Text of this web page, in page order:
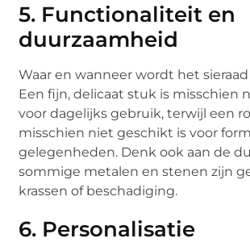
5. Functionaliteit en
duurzaamheid
Waar en wanneer wordt het
Een fijn, delicaat stuk is misschien
voor dagelijks gebruik, terwijl een
misschien niet geschikt is voor
gelegenheden. Denk ook aan de
sommige metalen en stenen zijn
krassen of beschadiging.
6. Personalisatie